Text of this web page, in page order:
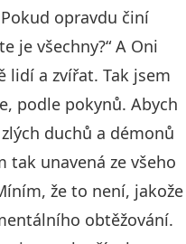
opravdu činí
je všechny?“ A Oni
lidí a zvířat. Tak jsem
podle pokynů. Abych
duchů a démonů
tak unavená ze všeho
že to není, jakože
obtěžování.